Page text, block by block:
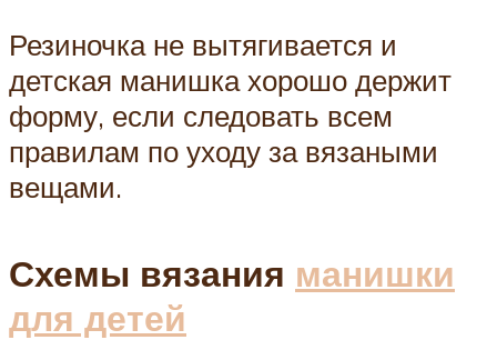
Резиночка не вытягивается и
детская манишка хорошо держит
форму, если следовать всем
правилам по уходу за вязаными
вещами.
Схемы вязания манишки
для детей